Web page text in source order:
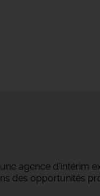
agence d’intérim
des opportunités